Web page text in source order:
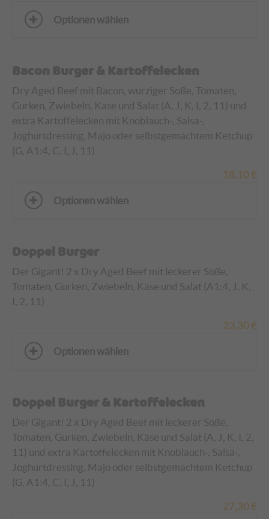
Optionen wählen
Bacon Burger & Kartoffelecken
Dry Aged Beef mit Bacon, würziger Soße, Tomaten,
Gurken, Zwiebeln, Käse und Salat (A, J, K, I, 2, 11) und
extra Kartoffelecken mit Knoblauch-, Salsa-,
Joghurtdressing, Majo oder selbstgemachtem Ketchup
(G, A1:4, C, I, J, 11)
18,10 €
Optionen wählen
Doppel Burger
Der Gigant! 2 x Dry Aged Beef mit leckerer Soße,
Tomaten, Gurken, Zwiebeln, Käse und Salat (A1:4, J, K,
I, 2, 11)
23,30 €
Optionen wählen
Doppel Burger & Kartoffelecken
Der Gigant! 2 x Dry Aged Beef mit leckerer Soße,
Tomaten, Gurken, Zwiebeln, Käse und Salat (A, J, K, I, 2,
11) und extra Kartoffelecken mit Knoblauch-, Salsa-,
Joghurtdressing, Majo oder selbstgemachtem Ketchup
(G, A1:4, C, I, J, 11)
27,30 €